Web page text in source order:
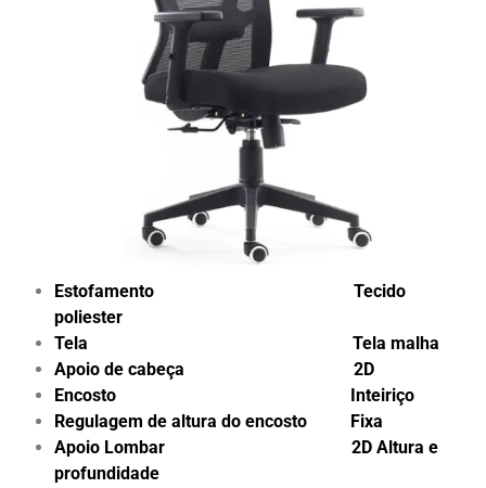
Estofamento Tecido
poliester
Tela Tela malha
Apoio de cabeça 2D
Encosto Inteiriço
Regulagem de altura do encosto Fixa
Apoio Lombar 2D Altura e
profundidade